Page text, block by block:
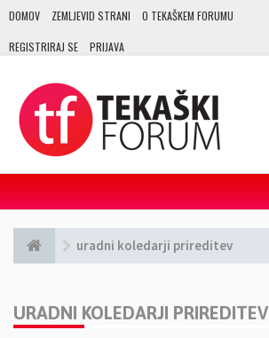
DOMOV ZEMLJEVID STRANI O TEKAŠKEM FORUMU
REGISTRIRAJ SE PRIJAVA
uradni koledarji prireditev
URADNI KOLEDARJI PRIREDITEV